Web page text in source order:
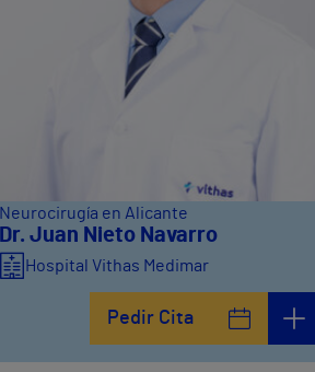
Neurocirugía en Alicante
Dr. Juan Nieto Navarro
Hospital Vithas Medimar
Pedir Cita